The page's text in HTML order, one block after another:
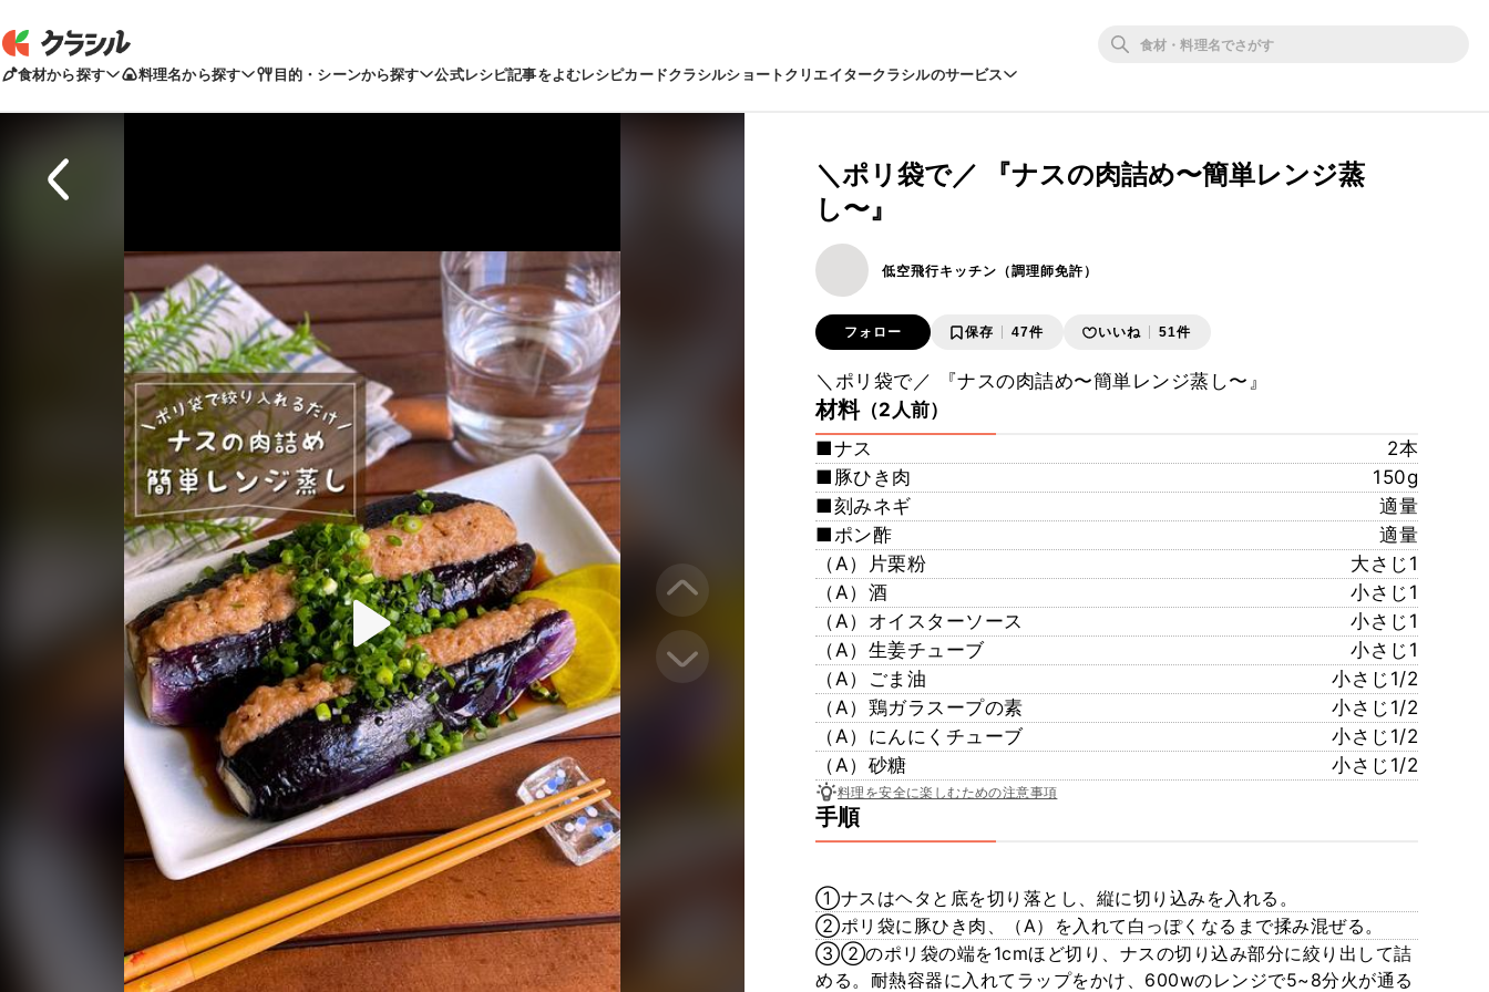
食材から探す 料理名から探す 目的・シーンから探す 公式レシピ記事をよむレシピカードクラシルショートクリエイタークラシルのサービス
＼ポリ袋で／ 『ナスの肉詰め〜簡単レンジ蒸
し〜』
低空飛行キッチン（調理師免許）
フォロー 保存 47件 いいね 51件
＼ポリ袋で／ 『ナスの肉詰め〜簡単レンジ蒸し〜』
材料（2人前）
■ナス
2本
■豚ひき肉
150g
■刻みネギ
適量
■ポン酢
適量
（A）片栗粉
大さじ1
（A）酒
小さじ1
（A）オイスターソース
小さじ1
（A）生姜チューブ
小さじ1
（A）ごま油
小さじ1/2
（A）鶏ガラスープの素
小さじ1/2
（A）にんにくチューブ
小さじ1/2
（A）砂糖
小さじ1/2
料理を安全に楽しむための注意事項
手順
①ナスはヘタと底を切り落とし、縦に切り込みを入れる。
②ポリ袋に豚ひき肉、（A）を入れて白っぽくなるまで揉み混ぜる。
③②のポリ袋の端を1cmほど切り、ナスの切り込み部分に絞り出して詰
める。耐熱容器に入れてラップをかけ、600wのレンジで5~8分火が通る